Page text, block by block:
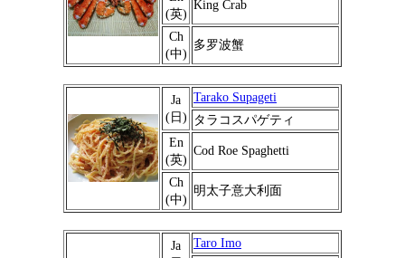
(英)
King Crab
Ch
(中)
多罗波蟹
Ja
(日)
Tarako Supageti
タラコスパゲティ
En
(英)
Cod Roe Spaghetti
Ch
(中)
明太子意大利面
Ja
Taro Imo